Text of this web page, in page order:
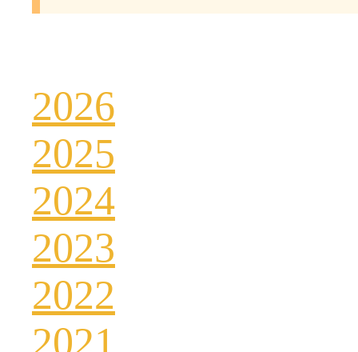
2026
2025
2024
2023
2022
2021